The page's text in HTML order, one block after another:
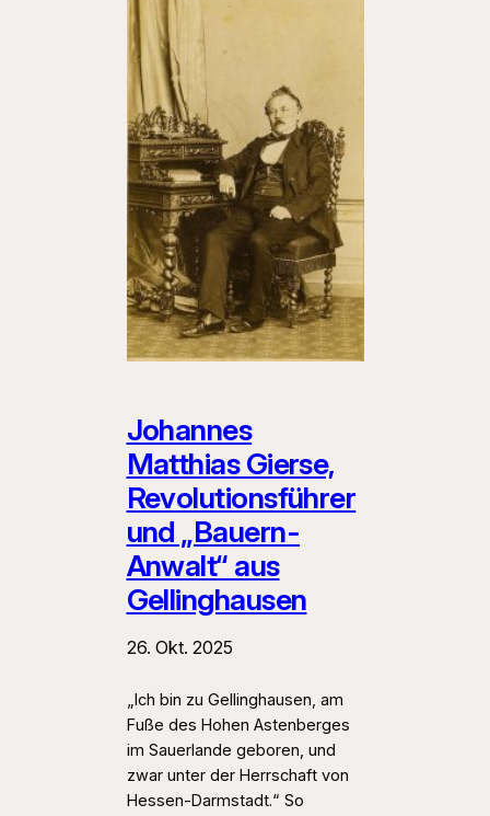
Johannes
Matthias Gierse,
Revolutionsführer
und „Bauern-
Anwalt“ aus
Gellinghausen
26. Okt. 2025
„Ich bin zu Gellinghausen, am
Fuße des Hohen Astenberges
im Sauerlande geboren, und
zwar unter der Herrschaft von
Hessen-Darmstadt.“ So